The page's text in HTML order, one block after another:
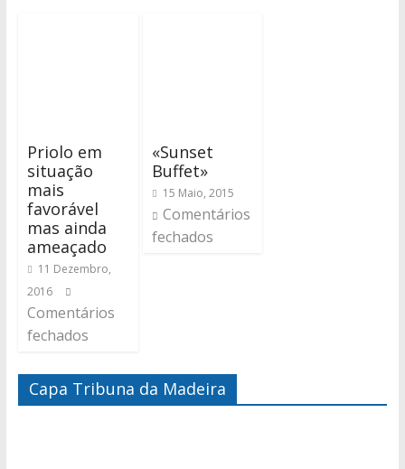
Priolo em
situação
mais
favorável
mas ainda
ameaçado
11 Dezembro,
2016
Comentários
fechados
«Sunset
Buffet»
15 Maio, 2015
Comentários
fechados
Capa Tribuna da Madeira